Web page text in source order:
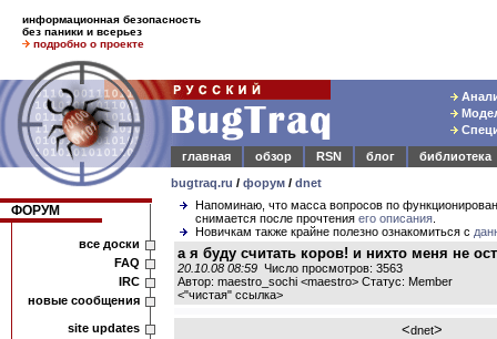
информационная безопасность
без паники и всерьез
подробно о проекте
главная
обзор RSN блог
библиотека
bugtraq.ru / форум / dnet
ФОРУМ
все доски
FAQ
IRC
новые сообщения
site updates
Напоминаю, что масса вопросов по
снимается после прочтения его описания
Новичкам также крайне полезно ознакомиться с
а я буду считать коров! и нихто меня не
20.10.08 08:59 Число просмотров: 3563
Автор: maestro_sochi <maestro> Статус: Member
<"чистая" ссылка>
<dnet>